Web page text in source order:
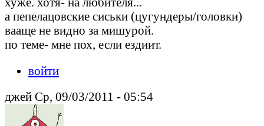
а пепелацовские сиськи (цугундеры/головки)
вааще не видно за мишурой.
по теме- мне пох, если ездиит.
войти
джей Ср, 09/03/2011 - 05:54